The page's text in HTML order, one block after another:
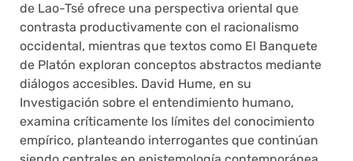
de Lao-Tsé ofrece una perspectiva oriental que
contrasta productivamente con el racionalismo
occidental, mientras que textos como El Banquete
de Platón exploran conceptos abstractos mediante
diálogos accesibles. David Hume, en su
Investigación sobre el entendimiento humano,
examina críticamente los límites del conocimiento
empírico, planteando interrogantes que continúan